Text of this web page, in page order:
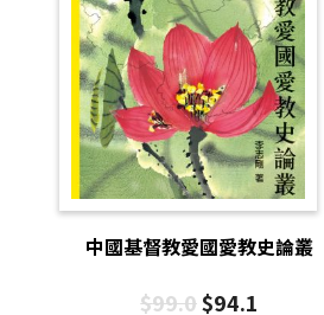
中國基督教愛國愛教史論叢
$99.0$94.1